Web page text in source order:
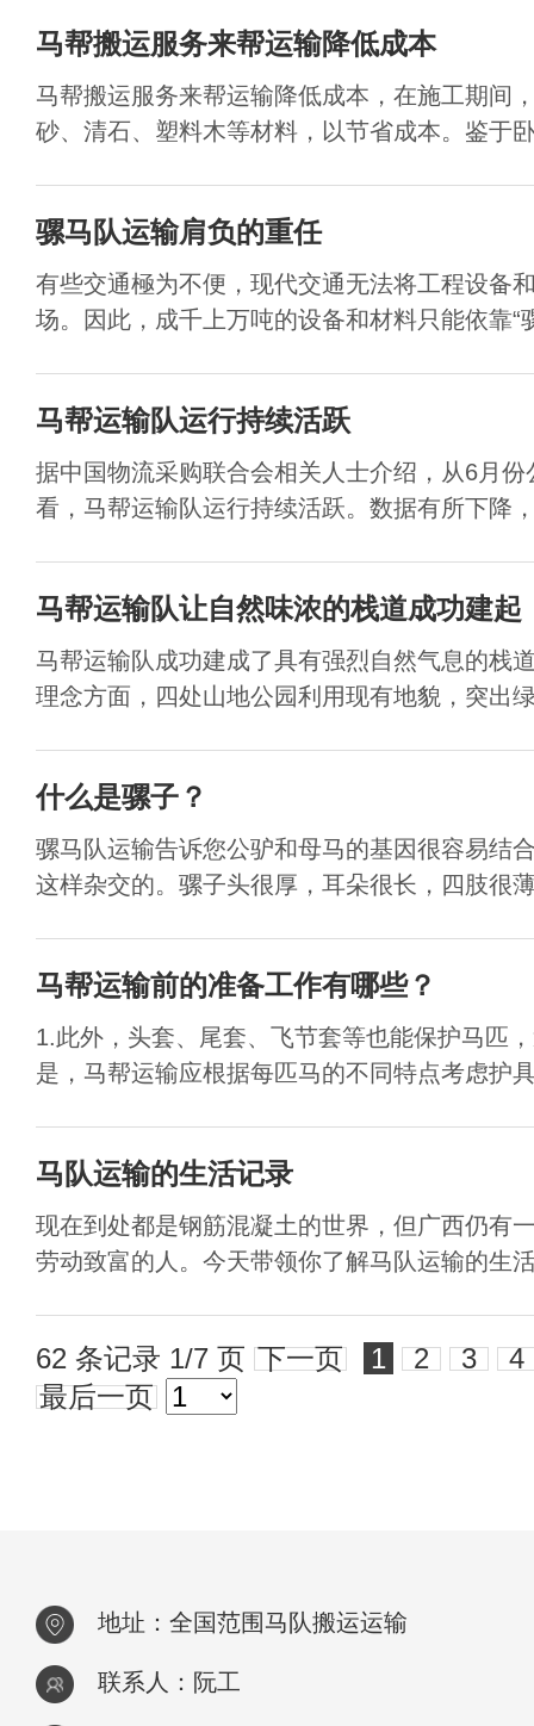
马帮搬运服务来帮运输降低成本
马帮搬运服务来帮运输降低成本，在施工期间
砂、清石、塑料木等材料，以节省成本。鉴于
骡马队运输肩负的重任
有些交通極为不便，现代交通无法将工程设备
场。因此，成千上万吨的设备和材料只能依靠“
马帮运输队运行持续活跃
据中国物流采购联合会相关人士介绍，从6月
看，马帮运输队运行持续活跃。数据有所下降
马帮运输队让自然味浓的栈道成功建起
马帮运输队成功建成了具有强烈自然气息的栈
理念方面，四处山地公园利用现有地貌，突出
什么是骡子？
骡马队运输告诉您公驴和母马的基因很容易结
这样杂交的。骡子头很厚，耳朵很长，四肢很
马帮运输前的准备工作有哪些？
1.此外，头套、尾套、飞节套等也能保护马匹
是，马帮运输应根据每匹马的不同特点考虑护
马队运输的生活记录
现在到处都是钢筋混凝土的世界，但广西仍有
劳动致富的人。今天带领你了解马队运输的生
62 条记录 1/7 页 下一页 1 2 3 4
最后一页
地址：全国范围马队搬运运输
联系人：阮工